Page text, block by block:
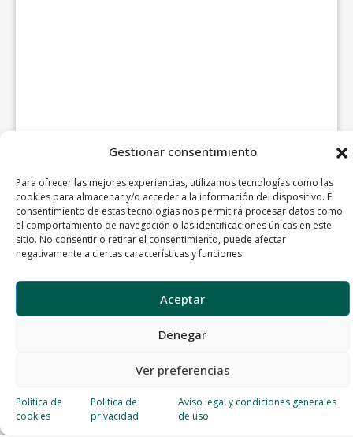
Gestionar consentimiento
Para ofrecer las mejores experiencias, utilizamos tecnologías como las
cookies para almacenar y/o acceder a la información del dispositivo. El
consentimiento de estas tecnologías nos permitirá procesar datos como
el comportamiento de navegación o las identificaciones únicas en este
sitio. No consentir o retirar el consentimiento, puede afectar
negativamente a ciertas características y funciones.
Aceptar
Denegar
Ver preferencias
Política de
cookies
Política de
privacidad
Aviso legal y condiciones generales
de uso